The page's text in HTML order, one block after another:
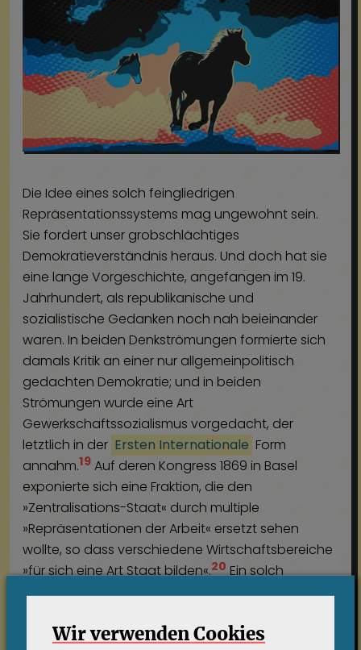
Die Idee eines solch feingliedrigen
Repräsentationssystems mag ungewohnt sein.
Sie fordert unser grobschlächtiges
Demokratieverständnis heraus. Und doch hat sie
eine lange Vorgeschichte, angefangen im 19.
Jahrhundert, als republikanische und
sozialistische Gedanken noch nah beieinander
waren. In beiden Denkströmungen formierte sich
damals Kritik an einer nur allgemeinpolitisch
gedachten Demokratie; und in beiden
Strömungen wurde eine Art
Gewerkschaftssozialismus vorgedacht, der
letztlich in der Ersten Internationale Form
annahm.19 Auf deren Kongress 1869 in Basel
exponierte sich eine Fraktion, die den
»Zentralisations-Staat« durch multiple
»Repräsentationen der Arbeit« ersetzt sehen
wollte, so dass verschiedene Wirtschaftsbereiche
»für sich eine Art Staat bilden«.20 Ein solch
»industrieller Staat« , wieAugust Willich jene
sollte vor allem auf den Gewerkschaften
Wir verwenden Cookies